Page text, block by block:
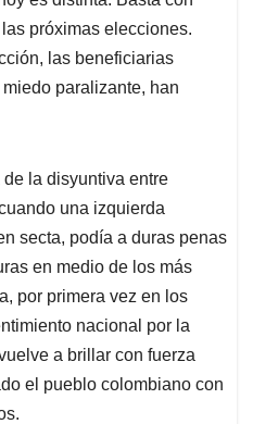
próximas elecciones.
las beneficiarias
paralizante, han
la disyuntiva entre
una izquierda
secta, podía a duras penas
en medio de los más
por primera vez en los
nacional por la
a brillar con fuerza
el pueblo colombiano con